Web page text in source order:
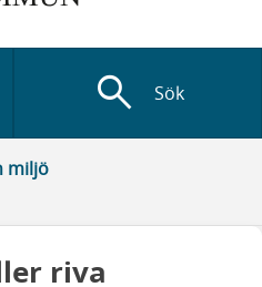
search Sök
miljö
riva